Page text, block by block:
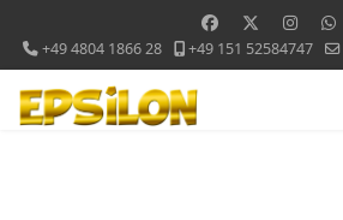
+49 4804 1866 28 +49 151 52584747